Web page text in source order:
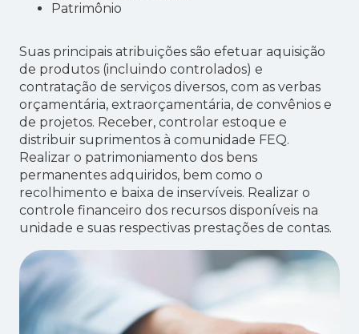
Patrimônio
Suas principais atribuições são efetuar aquisição
de produtos (incluindo controlados) e
contratação de serviços diversos, com as verbas
orçamentária, extraorçamentária, de convênios e
de projetos. Receber, controlar estoque e
distribuir suprimentos à comunidade FEQ.
Realizar o patrimoniamento dos bens
permanentes adquiridos, bem como o
recolhimento e baixa de inservíveis. Realizar o
controle financeiro dos recursos disponíveis na
unidade e suas respectivas prestações de contas.